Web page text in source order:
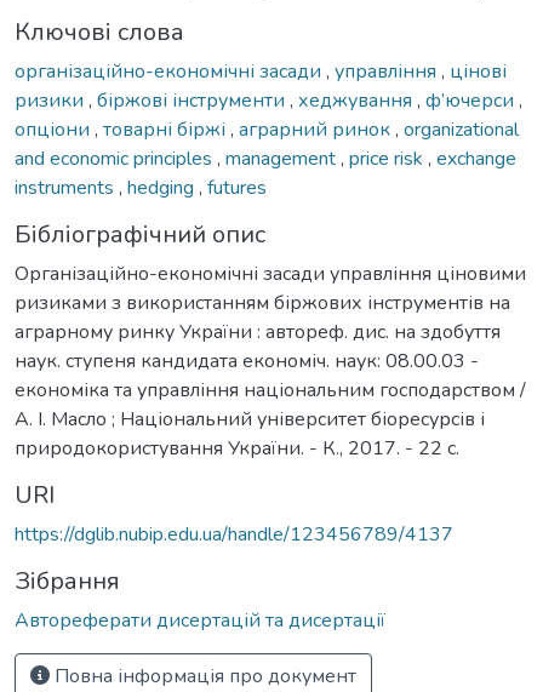
Ключові слова
організаційно-економічні засади , управління , цінові
ризики , біржові інструменти , хеджування , ф’ючерси ,
опціони , товарні біржі , аграрний ринок, organizational
and economic principles , management, price risk , exchange
instruments , hedging , futures
Бібліографічний опис
Організаційно-економічні засади управління ціновими
ризиками з використанням біржових інструментів на
аграрному ринку України : автореф. дис. на здобуття
наук. ступеня кандидата економіч. наук: 08.00.03 -
економіка та управління національним господарством /
А. І. Масло ; Національний університет біоресурсів і
природокористування України. - К., 2017. - 22 с.
URI
https://dglib.nubip.edu.ua/handle/123456789/4137
Зібрання
Автореферати дисертацій та дисертації
Повна інформація про документ